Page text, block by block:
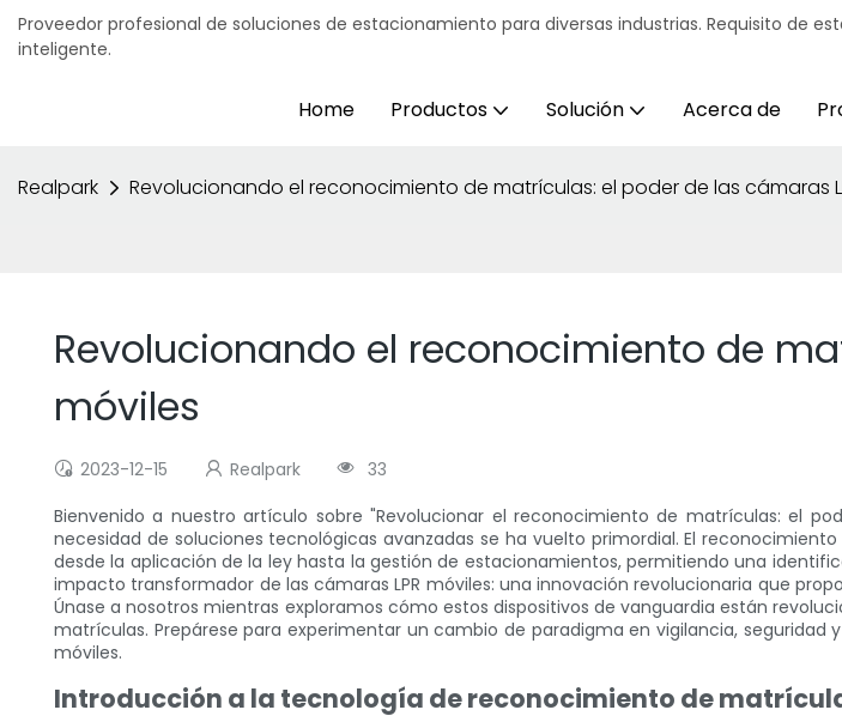
Proveedor profesional de soluciones de estacionamiento para diversas industrias. Requisito de
inteligente.
Home Productos Solución Acerca de
Realpark Revolucionando el reconocimiento de matrículas: el poder de las cámaras
Revolucionando el reconocimiento de
móviles
2023-12-15 Realpark
33
Bienvenido a nuestro artículo sobre "Revolucionar el reconocimiento de matrículas: el
necesidad de soluciones tecnológicas avanzadas se ha vuelto primordial. El
desde la aplicación de la ley hasta la gestión de estacionamientos, permitiendo una
impacto transformador de las cámaras LPR móviles: una innovación revolucionaria que
Únase a nosotros mientras exploramos cómo estos dispositivos de vanguardia están
matrículas. Prepárese para experimentar un cambio de paradigma en vigilancia, seguridad
móviles.
Introducción a la tecnología de reconocimiento de